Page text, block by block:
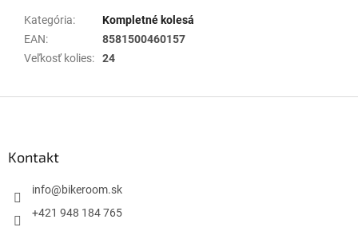
Kategória:
Kompletné kolesá
EAN:
8581500460157
Veľkosť kolies: 24
Kontakt
info@bikeroom.sk
+421 948 184 765